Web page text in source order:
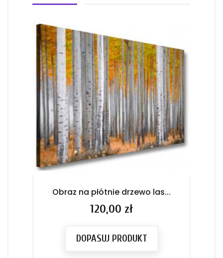
Obraz na płótnie drzewo las...
Cena
120,00 zł
DOPASUJ PRODUKT